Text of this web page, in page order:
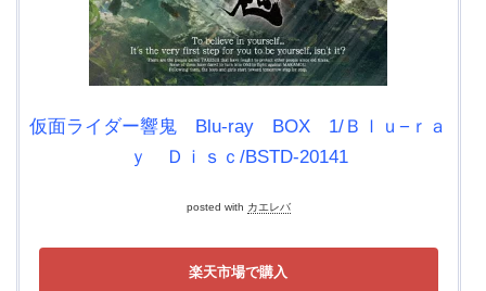
仮面ライダー響鬼 Blu-ray BOX 1/Ｂｌｕ−ｒａ
ｙ Ｄｉｓｃ/BSTD-20141
posted with カエレバ
楽天市場で購入